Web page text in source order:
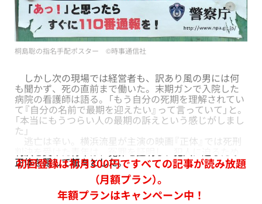
桐島聡の指名手配ポスター ©時事通信社
しかし次の現場では経営者も、訳あり風の男には何
も聞かず、死の直前まで働いた。末期ガンで入院した
病院の看護師は語る。「もう自分の死期を理解されてい
て『自分の名前で最期を迎えたい』って言っていて」と。
「本当にもうつらい人の最期の訴えという感じがしまし
た」
逃亡は辛い。横浜流星が主演の映画『正体』では死刑
正体を隠して転々とした。
初回登録は初月300円ですべての記事が読み放題
（月額プラン）。
年額プランはキャンペーン中！